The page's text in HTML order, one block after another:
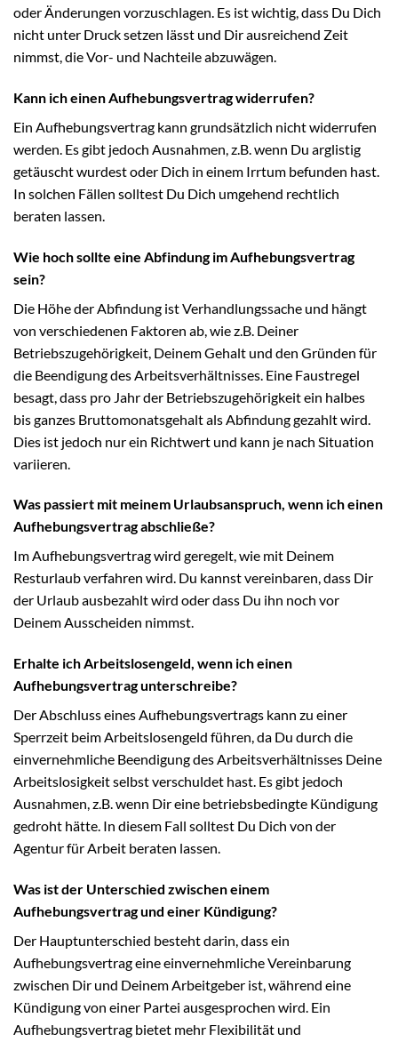
oder Änderungen vorzuschlagen. Es ist wichtig, dass Du Dich
nicht unter Druck setzen lässt und Dir ausreichend Zeit
nimmst, die Vor- und Nachteile abzuwägen.
Kann ich einen Aufhebungsvertrag widerrufen?
Ein Aufhebungsvertrag kann grundsätzlich nicht widerrufen
werden. Es gibt jedoch Ausnahmen, z.B. wenn Du arglistig
getäuscht wurdest oder Dich in einem Irrtum befunden hast.
In solchen Fällen solltest Du Dich umgehend rechtlich
beraten lassen.
Wie hoch sollte eine Abfindung im Aufhebungsvertrag
sein?
Die Höhe der Abfindung ist Verhandlungssache und hängt
von verschiedenen Faktoren ab, wie z.B. Deiner
Betriebszugehörigkeit, Deinem Gehalt und den Gründen für
die Beendigung des Arbeitsverhältnisses. Eine Faustregel
besagt, dass pro Jahr der Betriebszugehörigkeit ein halbes
bis ganzes Bruttomonatsgehalt als Abfindung gezahlt wird.
Dies ist jedoch nur ein Richtwert und kann je nach Situation
variieren.
Was passiert mit meinem Urlaubsanspruch, wenn ich einen
Aufhebungsvertrag abschließe?
Im Aufhebungsvertrag wird geregelt, wie mit Deinem
Resturlaub verfahren wird. Du kannst vereinbaren, dass Dir
der Urlaub ausbezahlt wird oder dass Du ihn noch vor
Deinem Ausscheiden nimmst.
Erhalte ich Arbeitslosengeld, wenn ich einen
Aufhebungsvertrag unterschreibe?
Der Abschluss eines Aufhebungsvertrags kann zu einer
Sperrzeit beim Arbeitslosengeld führen, da Du durch die
einvernehmliche Beendigung des Arbeitsverhältnisses Deine
Arbeitslosigkeit selbst verschuldet hast. Es gibt jedoch
Ausnahmen, z.B. wenn Dir eine betriebsbedingte Kündigung
gedroht hätte. In diesem Fall solltest Du Dich von der
Agentur für Arbeit beraten lassen.
Was ist der Unterschied zwischen einem
Aufhebungsvertrag und einer Kündigung?
Der Hauptunterschied besteht darin, dass ein
Aufhebungsvertrag eine einvernehmliche Vereinbarung
zwischen Dir und Deinem Arbeitgeber ist, während eine
Kündigung von einer Partei ausgesprochen wird. Ein
Aufhebungsvertrag bietet mehr Flexibilität und